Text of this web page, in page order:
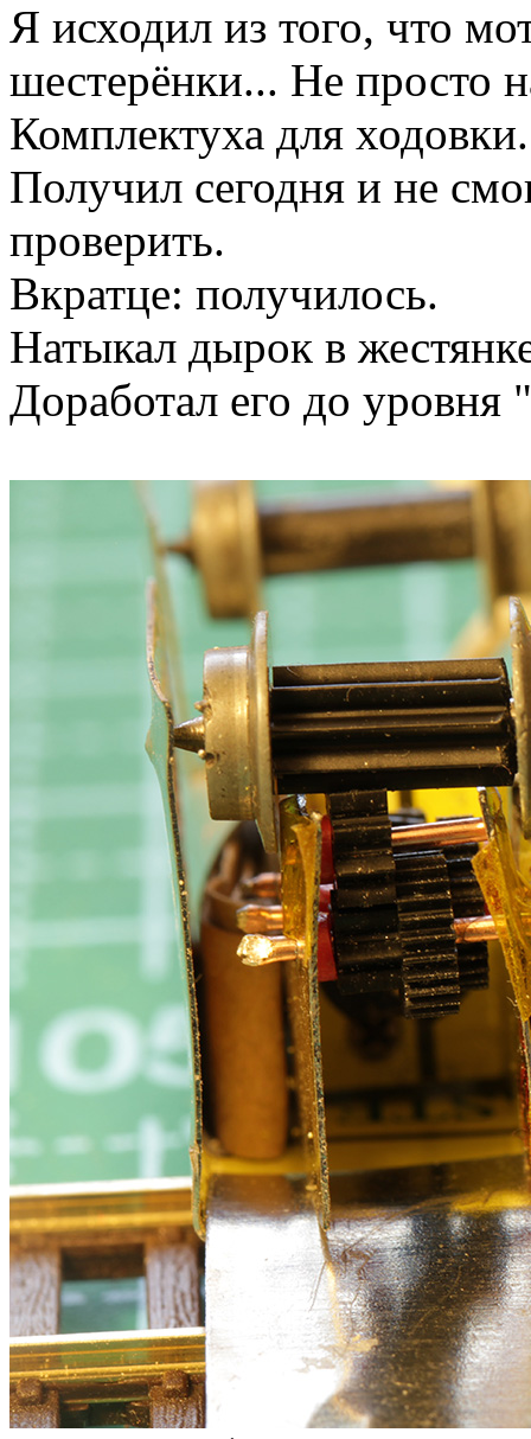
Я исходил из того, что
шестерёнки... Не просто
Комплектуха для ходовки.
Получил сегодня и не
проверить.
Вкратце: получилось.
Натыкал дырок в
Доработал его до уровня